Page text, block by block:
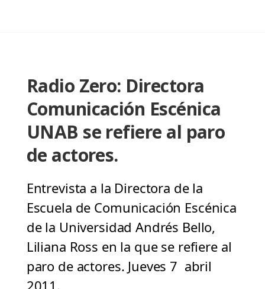
Radio Zero: Directora
Comunicación Escénica
UNAB se refiere al paro
de actores.
Entrevista a la Directora de la
Escuela de Comunicación Escénica
de la Universidad Andrés Bello,
Liliana Ross en la que se refiere al
paro de actores. Jueves 7 abril